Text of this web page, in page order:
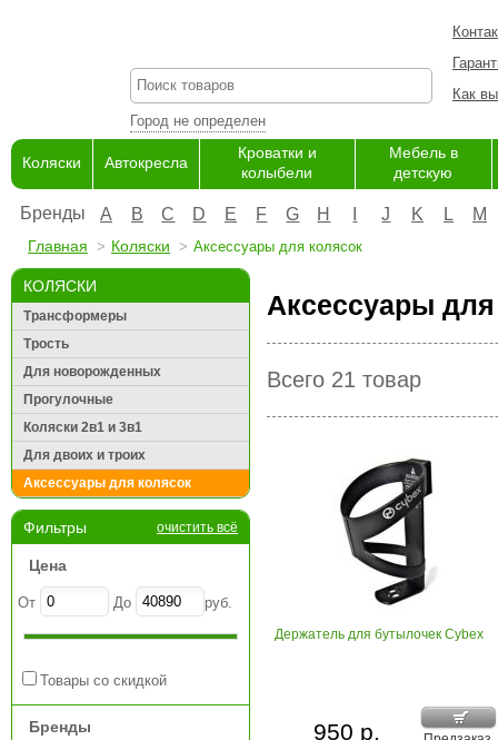
Город не определен
Как
Коляски Автокресла
Кроватки и
колыбели
Мебель в
детскую
Бренды A B C D E F G H J K L M
Главная Коляски Аксессуары для колясок
КОЛЯСКИ
Трансформеры
Трость
Для новорожденных
Прогулочные
Коляски 2в1 и 3в1
Для двоих и троих
Аксессуары для колясок
Фильтры очистить всё
Цена
От До руб.
Товары со скидкой
Бренды
Аксессуары для
Всего 21 товар
Держатель для бутылочек Cybex
950 р.